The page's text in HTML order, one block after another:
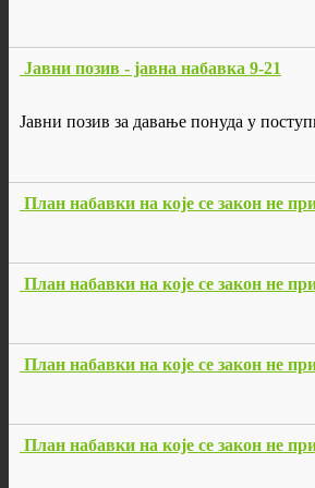
Јавни позив - јавна набавка 9-21
Јавни позив за давање понуда у
План набавки на које се закон не
План набавки на које се закон не
План набавки на које се закон
План набавки на које се закон не